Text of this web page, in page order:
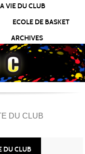
VIE DU CLUB
ECOLE DE BASKET
ARCHIVES
DU CLUB
DU CLUB